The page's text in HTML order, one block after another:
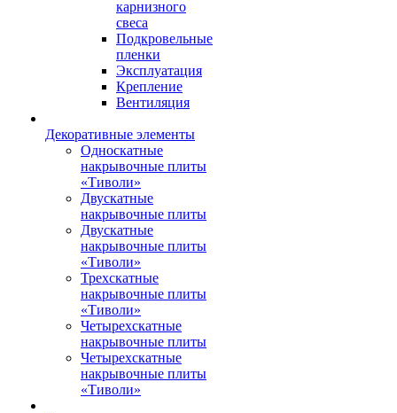
карнизного
свеса
Подкровельные
пленки
Эксплуатация
Крепление
Вентиляция
Декоративные элементы
Односкатные
накрывочные плиты
«Тиволи»
Двускатные
накрывочные плиты
Двускатные
накрывочные плиты
«Тиволи»
Трехскатные
накрывочные плиты
«Тиволи»
Четырехскатные
накрывочные плиты
Четырехскатные
накрывочные плиты
«Тиволи»